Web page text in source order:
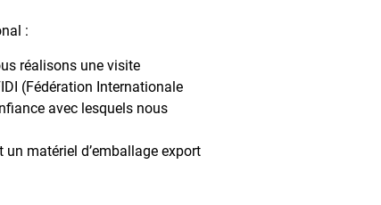
:
réalisons une visite
(Fédération Internationale
avec lesquels nous
matériel d’emballage export